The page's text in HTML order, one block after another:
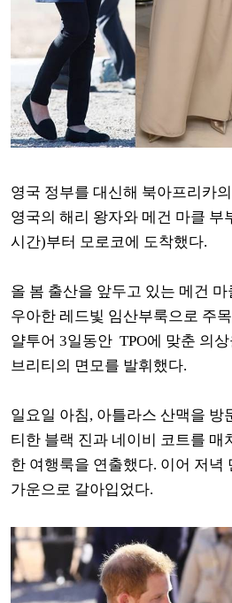
영국 정부를 대신해 북아프리카
영국의 해리 왕자와 메건 마클 부
시간)부터 모로코에 도착했다.
올 봄 출산을 앞두고 있는 메건
우아한 레드빛 임산부룩으로 주
얄투어 3일동안 TPO에 맞춘 의
브리티의 면모를 발휘했다.
일요일 아침, 아틀라스 산맥을 방
티한 블랙 진과 네이비 코트를 매
한 여행룩을 연출했다. 이어 저녁
가운으로 갈아입었다.